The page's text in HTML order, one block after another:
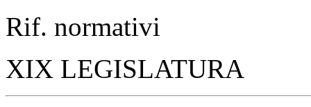
Rif. normativi
XIX LEGISLATURA